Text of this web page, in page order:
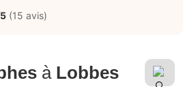
(15 avis)
à Lobbes